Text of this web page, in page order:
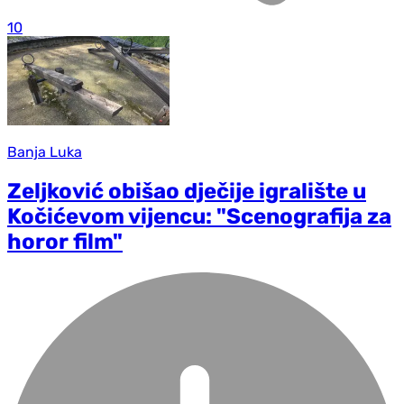
10
Banja Luka
Zeljković obišao dječije igralište u
Kočićevom vijencu: "Scenografija za
horor film"